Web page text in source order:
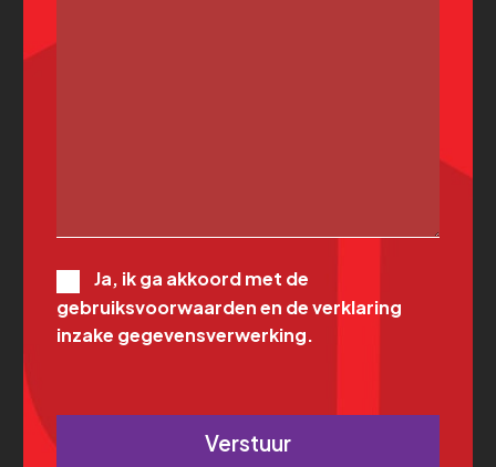
Ja, ik ga akkoord met de
gebruiksvoorwaarden en de verklaring
inzake gegevensverwerking.